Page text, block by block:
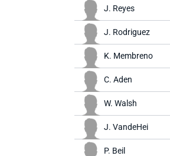
J. Reyes
J. Rodriguez
K. Membreno
C. Aden
W. Walsh
J. VandeHei
P. Beil